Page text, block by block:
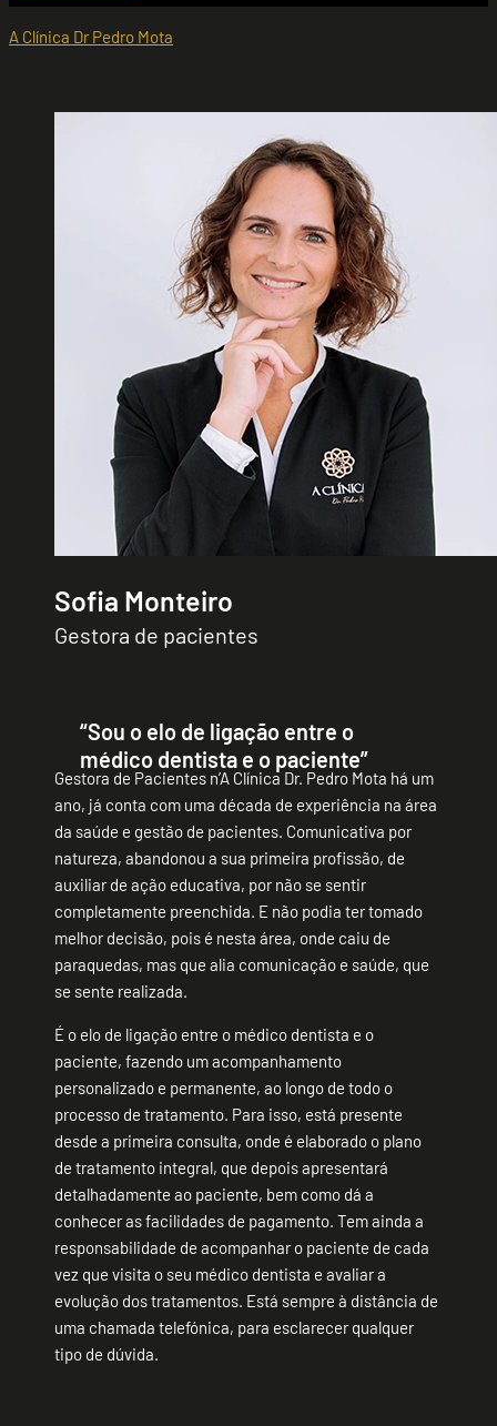
A Clínica Dr Pedro Mota
Sofia Monteiro
Gestora de pacientes
“Sou o elo de ligação entre o
médico dentista e o paciente”
Gestora de Pacientes n’A Clínica Dr. Pedro Mota há um
ano, já conta com uma década de experiência na área
da saúde e gestão de pacientes. Comunicativa por
natureza, abandonou a sua primeira profissão, de
auxiliar de ação educativa, por não se sentir
completamente preenchida. E não podia ter tomado
melhor decisão, pois é nesta área, onde caiu de
paraquedas, mas que alia comunicação e saúde, que
se sente realizada.
É o elo de ligação entre o médico dentista e o
paciente, fazendo um acompanhamento
personalizado e permanente, ao longo de todo o
processo de tratamento. Para isso, está presente
desde a primeira consulta, onde é elaborado o plano
de tratamento integral, que depois apresentará
detalhadamente ao paciente, bem como dá a
conhecer as facilidades de pagamento. Tem ainda a
responsabilidade de acompanhar o paciente de cada
vez que visita o seu médico dentista e avaliar a
evolução dos tratamentos. Está sempre à distância de
uma chamada telefónica, para esclarecer qualquer
tipo de dúvida.